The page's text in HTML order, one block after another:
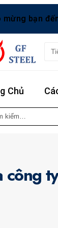
mừng bạn
Chủ
công ty